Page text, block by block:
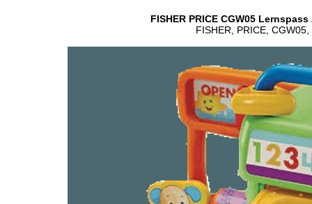
FISHER PRICE CGW05
FISHER, PRICE,